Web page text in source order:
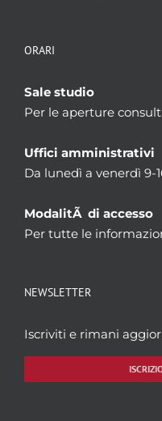
ORARI
Sale studio
Per le aperture
Uffici amministrativi
Da lunedì a venerdì 9-
ModalitÃ di accesso
Per tutte le
NEWSLETTER
Iscriviti e rimani